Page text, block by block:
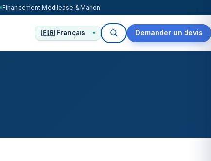
Financement Médilease & Marlon
Demander un devis